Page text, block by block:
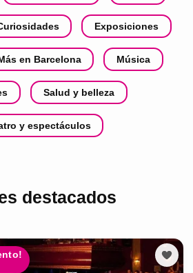
Exposiciones
en Barcelona Música
Salud y belleza
y espectáculos
destacados